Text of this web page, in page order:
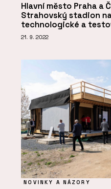
Hlavní město Praha a
Strahovský stadion
technologické a
21. 9. 2022
NOVINKY A NÁZORY